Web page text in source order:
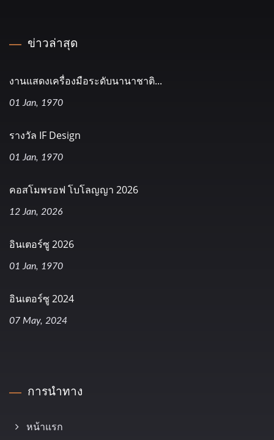
ข่าวล่าสุด
งานแสดงเครื่องมือระดับนานาชาติ...
01 Jan, 1970
รางวัล IF Design
01 Jan, 1970
คอสโมพรอฟ โบโลญญา 2026
12 Jan, 2026
อินเตอร์ซู 2026
01 Jan, 1970
อินเตอร์ซู 2024
07 May, 2024
การนำทาง
หน้าแรก